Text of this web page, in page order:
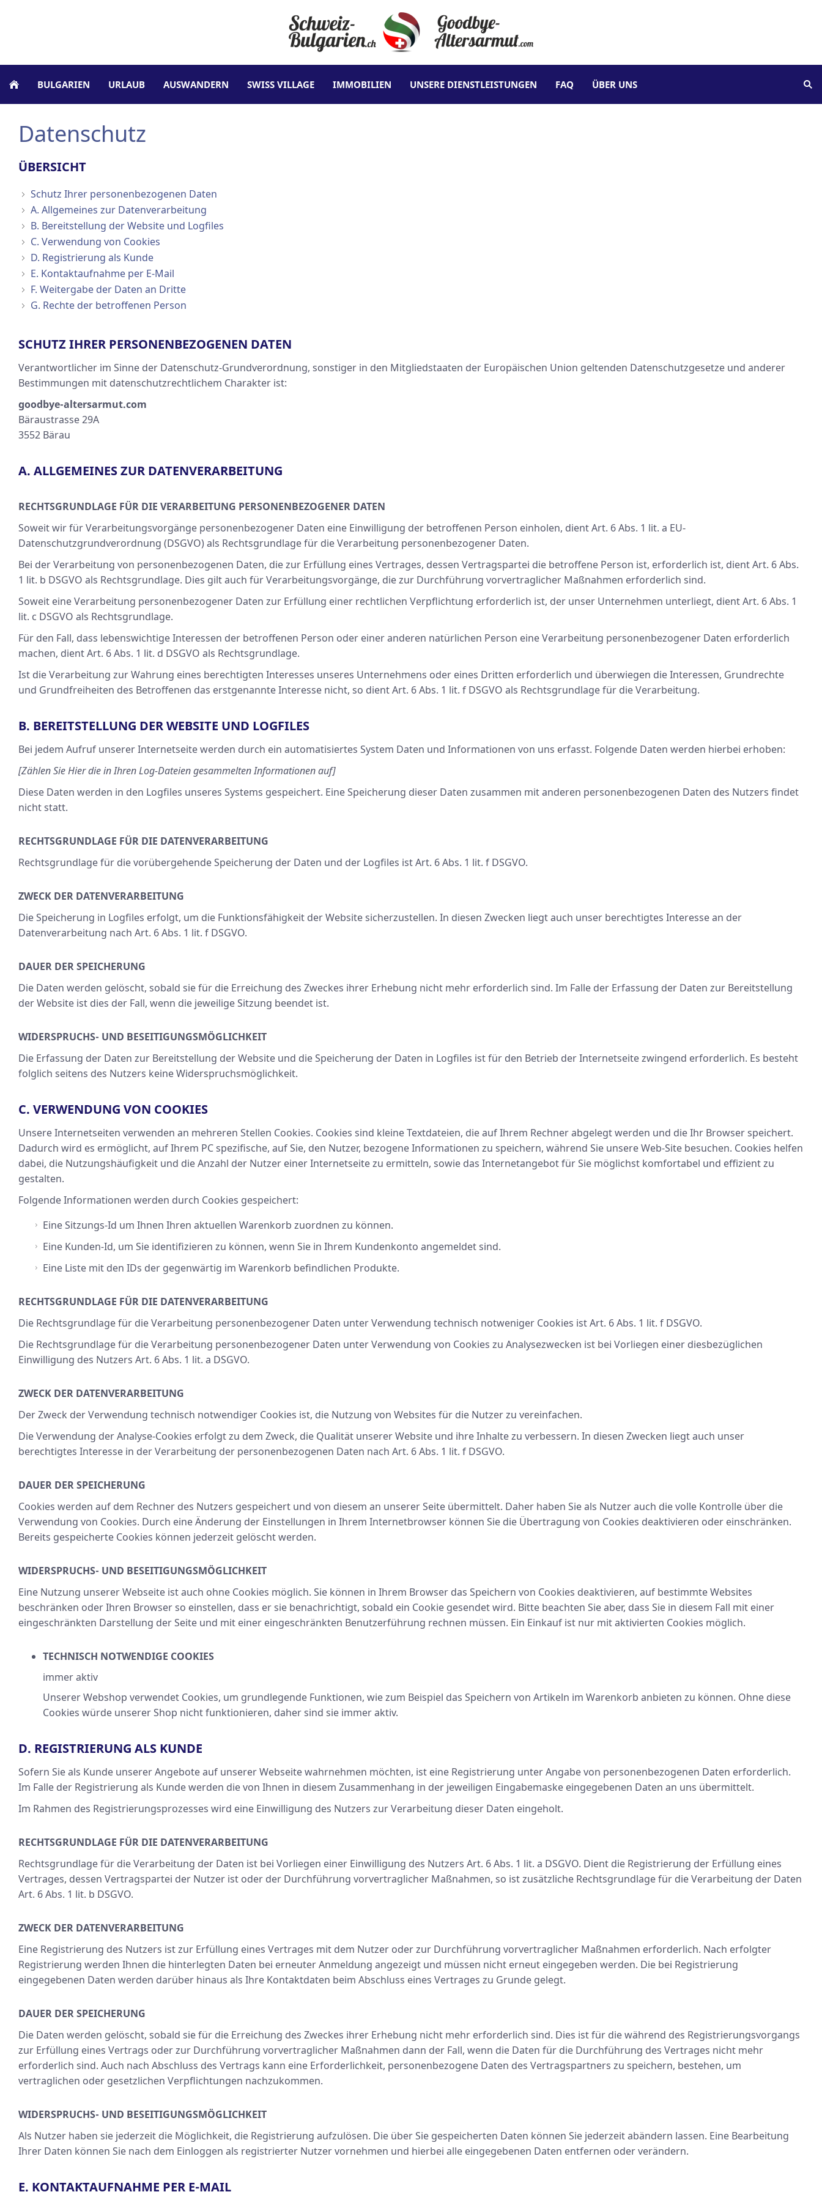
BULGARIEN URLAUB AUSWANDERN SWISS VILLAGE IMMOBILIEN UNSERE DIENSTLEISTUNGEN FAQ ÜBER UNS
Datenschutz
ÜBERSICHT
Schutz Ihrer personenbezogenen Daten
A. Allgemeines zur Datenverarbeitung
B. Bereitstellung der Website und Logfiles
C. Verwendung von Cookies
D. Registrierung als Kunde
E. Kontaktaufnahme per E-Mail
F. Weitergabe der Daten an Dritte
G. Rechte der betroffenen Person
SCHUTZ IHRER PERSONENBEZOGENEN DATEN
Verantwortlicher im Sinne der Datenschutz-Grundverordnung, sonstiger in den Mitgliedstaaten der Europäischen Union geltenden Datenschutzgesetze und anderer
Bestimmungen mit datenschutzrechtlichem Charakter ist:
goodbye-altersarmut.com
Bäraustrasse 29A
3552 Bärau
A. ALLGEMEINES ZUR DATENVERARBEITUNG
RECHTSGRUNDLAGE FÜR DIE VERARBEITUNG PERSONENBEZOGENER DATEN
Soweit wir für Verarbeitungsvorgänge personenbezogener Daten eine Einwilligung der betroffenen Person einholen, dient Art. 6 Abs. 1 lit. a EU-
Datenschutzgrundverordnung (DSGVO) als Rechtsgrundlage für die Verarbeitung personenbezogener Daten.
Bei der Verarbeitung von personenbezogenen Daten, die zur Erfüllung eines Vertrages, dessen Vertragspartei die betroffene Person ist, erforderlich ist, dient Art. 6 Abs.
1 lit. b DSGVO als Rechtsgrundlage. Dies gilt auch für Verarbeitungsvorgänge, die zur Durchführung vorvertraglicher Maßnahmen erforderlich sind.
Soweit eine Verarbeitung personenbezogener Daten zur Erfüllung einer rechtlichen Verpflichtung erforderlich ist, der unser Unternehmen unterliegt, dient Art. 6 Abs. 1
lit. c DSGVO als Rechtsgrundlage.
Für den Fall, dass lebenswichtige Interessen der betroffenen Person oder einer anderen natürlichen Person eine Verarbeitung personenbezogener Daten erforderlich
machen, dient Art. 6 Abs. 1 lit. d DSGVO als Rechtsgrundlage.
Ist die Verarbeitung zur Wahrung eines berechtigten Interesses unseres Unternehmens oder eines Dritten erforderlich und überwiegen die Interessen, Grundrechte
und Grundfreiheiten des Betroffenen das erstgenannte Interesse nicht, so dient Art. 6 Abs. 1 lit. f DSGVO als Rechtsgrundlage für die Verarbeitung.
B. BEREITSTELLUNG DER WEBSITE UND LOGFILES
Bei jedem Aufruf unserer Internetseite werden durch ein automatisiertes System Daten und Informationen von uns erfasst. Folgende Daten werden hierbei erhoben:
[Zählen Sie Hier die in Ihren Log-Dateien gesammelten Informationen auf]
Diese Daten werden in den Logfiles unseres Systems gespeichert. Eine Speicherung dieser Daten zusammen mit anderen personenbezogenen Daten des Nutzers findet
nicht statt.
RECHTSGRUNDLAGE FÜR DIE DATENVERARBEITUNG
Rechtsgrundlage für die vorübergehende Speicherung der Daten und der Logfiles ist Art. 6 Abs. 1 lit. f DSGVO.
ZWECK DER DATENVERARBEITUNG
Die Speicherung in Logfiles erfolgt, um die Funktionsfähigkeit der Website sicherzustellen. In diesen Zwecken liegt auch unser berechtigtes Interesse an der
Datenverarbeitung nach Art. 6 Abs. 1 lit. f DSGVO.
DAUER DER SPEICHERUNG
Die Daten werden gelöscht, sobald sie für die Erreichung des Zweckes ihrer Erhebung nicht mehr erforderlich sind. Im Falle der Erfassung der Daten zur Bereitstellung
der Website ist dies der Fall, wenn die jeweilige Sitzung beendet ist.
WIDERSPRUCHS- UND BESEITIGUNGSMÖGLICHKEIT
Die Erfassung der Daten zur Bereitstellung der Website und die Speicherung der Daten in Logfiles ist für den Betrieb der Internetseite zwingend erforderlich. Es besteht
folglich seitens des Nutzers keine Widerspruchsmöglichkeit.
C. VERWENDUNG VON COOKIES
Unsere Internetseiten verwenden an mehreren Stellen Cookies. Cookies sind kleine Textdateien, die auf Ihrem Rechner abgelegt werden und die Ihr Browser speichert.
Dadurch wird es ermöglicht, auf Ihrem PC spezifische, auf Sie, den Nutzer, bezogene Informationen zu speichern, während Sie unsere Web-Site besuchen. Cookies helfen
dabei, die Nutzungshäufigkeit und die Anzahl der Nutzer einer Internetseite zu ermitteln, sowie das Internetangebot für Sie möglichst komfortabel und effizient zu
gestalten.
Folgende Informationen werden durch Cookies gespeichert:
Eine Sitzungs-Id um Ihnen Ihren aktuellen Warenkorb zuordnen zu können.
Eine Kunden-Id, um Sie identifizieren zu können, wenn Sie in Ihrem Kundenkonto angemeldet sind.
Eine Liste mit den IDs der gegenwärtig im Warenkorb befindlichen Produkte.
RECHTSGRUNDLAGE FÜR DIE DATENVERARBEITUNG
Die Rechtsgrundlage für die Verarbeitung personenbezogener Daten unter Verwendung technisch notweniger Cookies ist Art. 6 Abs. 1 lit. f DSGVO.
Die Rechtsgrundlage für die Verarbeitung personenbezogener Daten unter Verwendung von Cookies zu Analysezwecken ist bei Vorliegen einer diesbezüglichen
Einwilligung des Nutzers Art. 6 Abs. 1 lit. a DSGVO.
ZWECK DER DATENVERARBEITUNG
Der Zweck der Verwendung technisch notwendiger Cookies ist, die Nutzung von Websites für die Nutzer zu vereinfachen.
Die Verwendung der Analyse-Cookies erfolgt zu dem Zweck, die Qualität unserer Website und ihre Inhalte zu verbessern. In diesen Zwecken liegt auch unser
berechtigtes Interesse in der Verarbeitung der personenbezogenen Daten nach Art. 6 Abs. 1 lit. f DSGVO.
DAUER DER SPEICHERUNG
Cookies werden auf dem Rechner des Nutzers gespeichert und von diesem an unserer Seite übermittelt. Daher haben Sie als Nutzer auch die volle Kontrolle über die
Verwendung von Cookies. Durch eine Änderung der Einstellungen in Ihrem Internetbrowser können Sie die Übertragung von Cookies deaktivieren oder einschränken.
Bereits gespeicherte Cookies können jederzeit gelöscht werden.
WIDERSPRUCHS- UND BESEITIGUNGSMÖGLICHKEIT
Eine Nutzung unserer Webseite ist auch ohne Cookies möglich. Sie können in Ihrem Browser das Speichern von Cookies deaktivieren, auf bestimmte Websites
beschränken oder Ihren Browser so einstellen, dass er sie benachrichtigt, sobald ein Cookie gesendet wird. Bitte beachten Sie aber, dass Sie in diesem Fall mit einer
eingeschränkten Darstellung der Seite und mit einer eingeschränkten Benutzerführung rechnen müssen. Ein Einkauf ist nur mit aktivierten Cookies möglich.
TECHNISCH NOTWENDIGE COOKIES
immer aktiv
Unserer Webshop verwendet Cookies, um grundlegende Funktionen, wie zum Beispiel das Speichern von Artikeln im Warenkorb anbieten zu können. Ohne diese
Cookies würde unserer Shop nicht funktionieren, daher sind sie immer aktiv.
D. REGISTRIERUNG ALS KUNDE
Sofern Sie als Kunde unserer Angebote auf unserer Webseite wahrnehmen möchten, ist eine Registrierung unter Angabe von personenbezogenen Daten erforderlich.
Im Falle der Registrierung als Kunde werden die von Ihnen in diesem Zusammenhang in der jeweiligen Eingabemaske eingegebenen Daten an uns übermittelt.
Im Rahmen des Registrierungsprozesses wird eine Einwilligung des Nutzers zur Verarbeitung dieser Daten eingeholt.
RECHTSGRUNDLAGE FÜR DIE DATENVERARBEITUNG
Rechtsgrundlage für die Verarbeitung der Daten ist bei Vorliegen einer Einwilligung des Nutzers Art. 6 Abs. 1 lit. a DSGVO. Dient die Registrierung der Erfüllung eines
Vertrages, dessen Vertragspartei der Nutzer ist oder der Durchführung vorvertraglicher Maßnahmen, so ist zusätzliche Rechtsgrundlage für die Verarbeitung der Daten
Art. 6 Abs. 1 lit. b DSGVO.
ZWECK DER DATENVERARBEITUNG
Eine Registrierung des Nutzers ist zur Erfüllung eines Vertrages mit dem Nutzer oder zur Durchführung vorvertraglicher Maßnahmen erforderlich. Nach erfolgter
Registrierung werden Ihnen die hinterlegten Daten bei erneuter Anmeldung angezeigt und müssen nicht erneut eingegeben werden. Die bei Registrierung
eingegebenen Daten werden darüber hinaus als Ihre Kontaktdaten beim Abschluss eines Vertrages zu Grunde gelegt.
DAUER DER SPEICHERUNG
Die Daten werden gelöscht, sobald sie für die Erreichung des Zweckes ihrer Erhebung nicht mehr erforderlich sind. Dies ist für die während des Registrierungsvorgangs
zur Erfüllung eines Vertrags oder zur Durchführung vorvertraglicher Maßnahmen dann der Fall, wenn die Daten für die Durchführung des Vertrages nicht mehr
erforderlich sind. Auch nach Abschluss des Vertrags kann eine Erforderlichkeit, personenbezogene Daten des Vertragspartners zu speichern, bestehen, um
vertraglichen oder gesetzlichen Verpflichtungen nachzukommen.
WIDERSPRUCHS- UND BESEITIGUNGSMÖGLICHKEIT
Als Nutzer haben sie jederzeit die Möglichkeit, die Registrierung aufzulösen. Die über Sie gespeicherten Daten können Sie jederzeit abändern lassen. Eine Bearbeitung
Ihrer Daten können Sie nach dem Einloggen als registrierter Nutzer vornehmen und hierbei alle eingegebenen Daten entfernen oder verändern.
E. KONTAKTAUFNAHME PER E-MAIL